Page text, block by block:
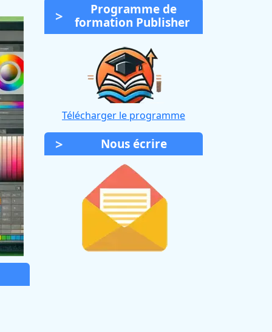
Programme de
formation Publisher
Télécharger le programme
Nous écrire